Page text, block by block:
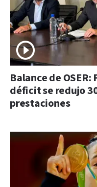
Balance de
déficit se redujo
prestaciones